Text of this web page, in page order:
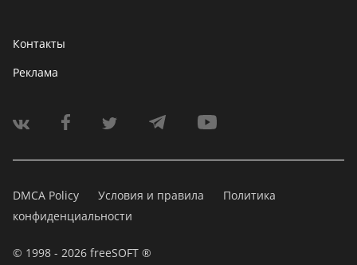
Контакты
Реклама
DMCA Policy Условия и правила
Политика
конфиденциальности
© 1998 - 2026 freeSOFT ®